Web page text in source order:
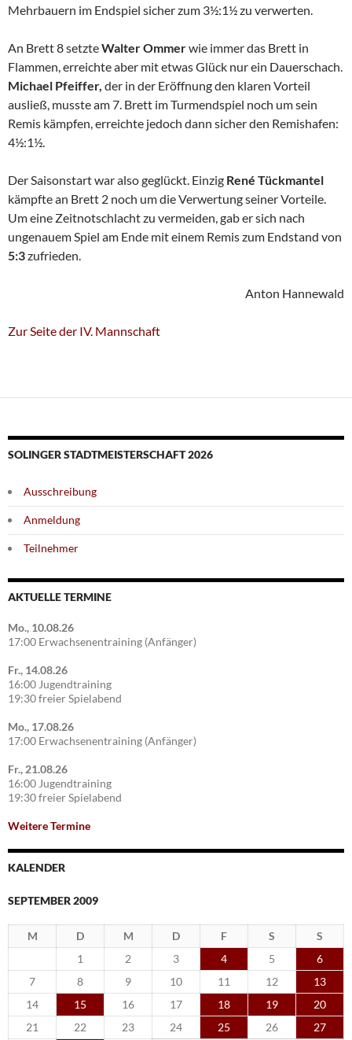
Mehrbauern im Endspiel sicher zum 3½:1½ zu verwerten.
An Brett 8 setzteWalter Ommerwie immer das Brett in
Flammen, erreichte aber mit etwas Glück nur ein Dauerschach.
Michael Pfeiffer, der in der Eröffnung den klaren Vorteil
ausließ, musste am 7. Brett im Turmendspiel noch um sein
Remis kämpfen, erreichte jedoch dann sicher den Remishafen:
4½:1½.
Der Saisonstart war also geglückt. Einzig René Tückmantel
kämpfte an Brett 2 noch um die Verwertung seiner Vorteile.
Um eine Zeitnotschlacht zu vermeiden, gab er sich nach
ungenauem Spiel am Ende mit einem Remis zum Endstand von
5:3zufrieden.
Anton Hannewald
Zur Seite der IV. Mannschaft
SOLINGER STADTMEISTERSCHAFT 2026
Ausschreibung
Anmeldung
Teilnehmer
AKTUELLE TERMINE
Mo., 10.08.26
17:00 Erwachsenentraining (Anfänger)
Fr., 14.08.26
16:00 Jugendtraining
19:30 freier Spielabend
Mo., 17.08.26
17:00 Erwachsenentraining (Anfänger)
Fr., 21.08.26
16:00 Jugendtraining
19:30 freier Spielabend
Weitere Termine
KALENDER
SEPTEMBER 2009
M D M D F S
S
1
2 3 4 5
6
7
8 9 10 11 12
13
14
15 16 17 18 19
20
21
22 23 24 25 26
27